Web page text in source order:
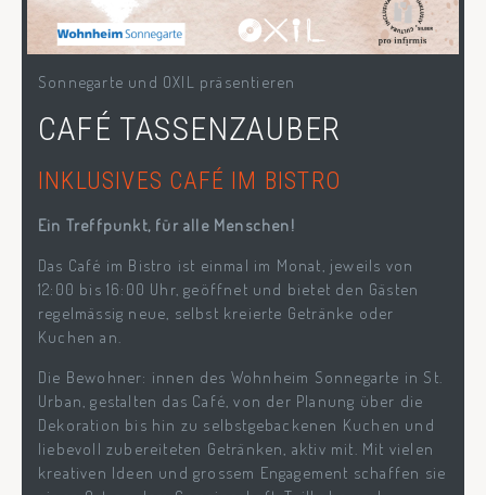
Sonnegarte und OXIL präsentieren
CAFÉ TASSENZAUBER
INKLUSIVES CAFÉ IM BISTRO
Ein Treffpunkt, für alle Menschen!
Das Café im Bistro ist einmal im Monat, jeweils von
12:00 bis 16:00 Uhr, geöffnet und bietet den Gästen
regelmässig neue, selbst kreierte Getränke oder
Kuchen an.
Die Bewohner: innen des Wohnheim Sonnegarte in St.
Urban, gestalten das Café, von der Planung über die
Dekoration bis hin zu selbstgebackenen Kuchen und
liebevoll zubereiteten Getränken, aktiv mit. Mit vielen
kreativen Ideen und grossem Engagement schaffen sie